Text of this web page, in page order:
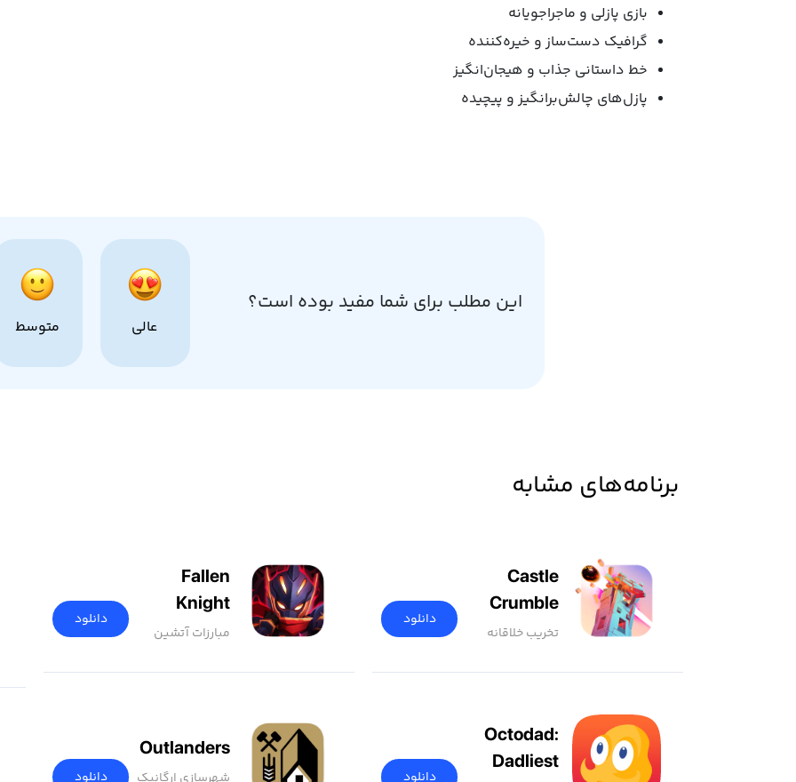
بازی پازلی و ماجراجویانه
گرافیک دست‌ساز و خیره‌کننده
خط داستانی جذاب و هیجان‌انگیز
پازل‌های چالش‌برانگیز و پیچیده
این مطلب برای شما مفید بوده است؟
عالی متوسط
برنامه‌های مشابه
Castle
Crumble
تخریب خلاقانه
دانلود
Fallen
Knight
مبارزات آتشین
دانلود
Octodad:
Dadliest
دانلود
Outlanders
دانلود